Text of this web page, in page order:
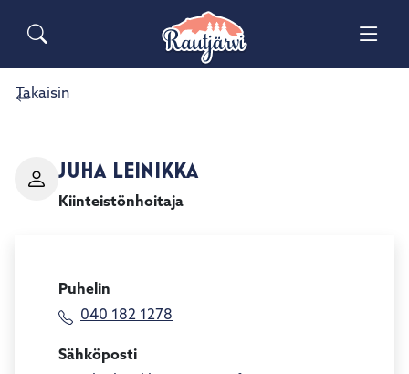
Siirry pääsisältöön Siirry päävalikkoon
Sähköiset lomakkeet
Matkailuinfo
Haku
Takaisin
JUHA LEINIKKA
Kiinteistönhoitaja
Puhelin
040 182 1278
Sähköposti